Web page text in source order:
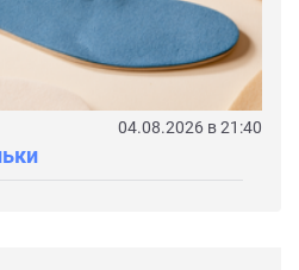
04.08.2026 в 21:40